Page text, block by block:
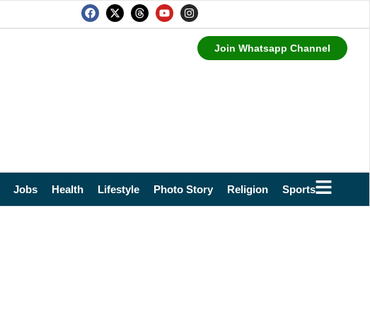
Join Whatsapp Channel
Jobs Health Lifestyle Photo Story Religion Sports